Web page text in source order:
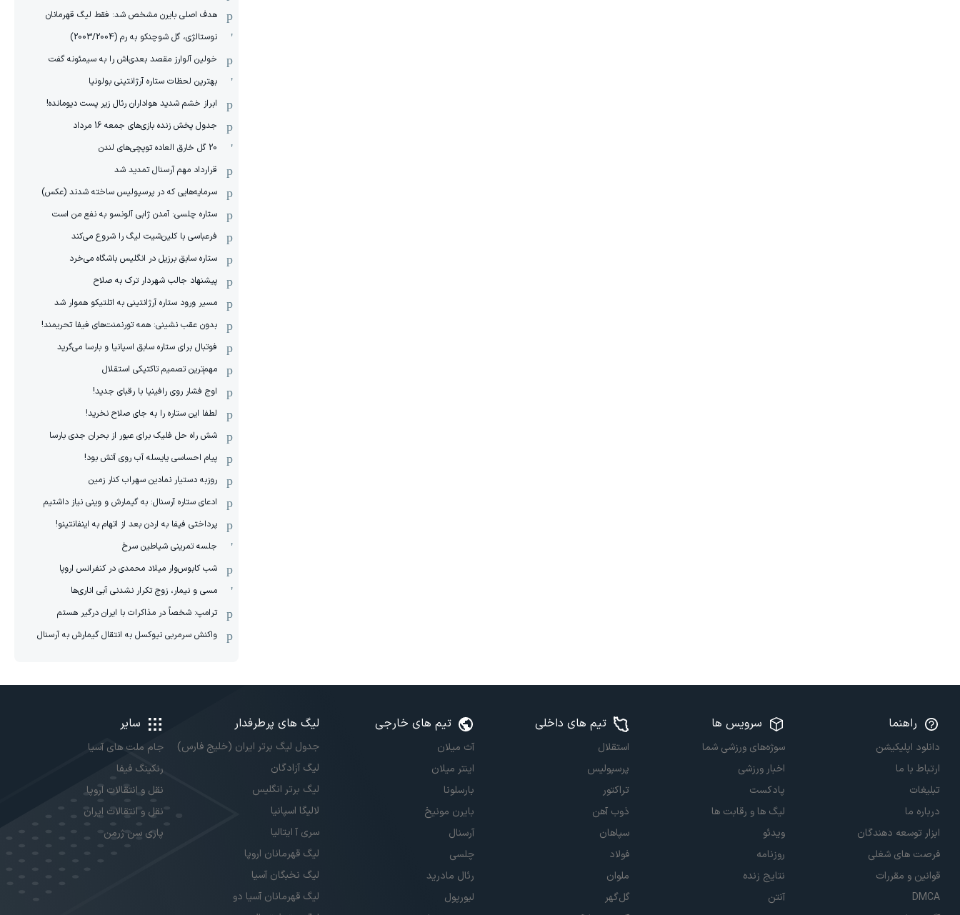
هدف اصلی بایرن مشخص شد: فقط لیگ قهرمانان
نوستالژی، گل شوچنکو به رم (2003/2004)
خولین آلوارز مقصد بعدی‌اش را به سیمئونه گفت
بهترین لحظات ستاره آرژانتینی بولونیا
ابراز خشم شدید هواداران رئال زیر پست دیومانده!
جدول پخش زنده بازی‌های جمعه 16 مرداد
20 گل خارق العاده توپچی‌های لندن
قرارداد مهم آرسنال تمدید شد
سرمایه‌هایی که در پرسپولیس ساخته شدند (عکس)
ستاره چلسی: آمدن ژابی آلونسو به نفع من است
فرعباسی با کلین‌شیت لیگ را شروع می‌کند
ستاره سابق برزیل در انگلیس باشگاه می‌خرد
پیشنهاد جالب شهردار ترک به صلاح
مسیر ورود ستاره آرژانتینی به اتلتیکو هموار شد
بدون عقب نشینی: همه تورنمنت‌های فیفا تحریمند!
فوتبال برای ستاره سابق اسپانیا و بارسا می‌گرید
مهم‌ترین تصمیم تاکتیکی استقلال
اوج فشار روی رافینیا با رقبای جدید!
لطفا این ستاره را به جای صلاح نخرید!
شش راه حل فلیک برای عبور از بحران جدی بارسا
پیام احساسی یایسله آب روی آتش بود!
روزبه دستیار نمادین سهراب کنار زمین
ادعای ستاره آرسنال: به گیمارش و وینی نیاز داشتیم
پرداختی فیفا به اردن بعد از اتهام به اینفانتینو!
جلسه تمرینی شیاطین سرخ
شب کابوس‌وار میلاد محمدی در کنفرانس اروپا
مسی و نیمار، زوج تکرار نشدنی آبی اناری‌ها
ترامپ: شخصاً در مذاکرات با ایران درگیر هستم
واکنش سرمربی نیوکسل به انتقال گیمارش به آرسنال
راهنما
دانلود اپلیکیشن
ارتباط با ما
تبلیغات
درباره ما
ابزار توسعه دهندگان
فرصت های شغلی
قوانین و مقررات
DMCA
سرویس ها
سوژه‌های ورزشی شما
اخبار ورزشی
پادکست
لیگ ها و رقابت ها
ویدئو
روزنامه
نتایج زنده
آنتن
تیم های داخلی
استقلال
پرسپولیس
تراکتور
ذوب آهن
سپاهان
فولاد
ملوان
گل‌گهر
تیم های خارجی
آث میلان
اینتر میلان
بارسلونا
بایرن مونیخ
آرسنال
چلسی
رئال مادرید
لیورپول
لیگ های پرطرفدار
جدول لیگ برتر ایران (خلیج فارس)
لیگ آزادگان
لیگ برتر انگلیس
لالیگا اسپانیا
سری آ ایتالیا
لیگ قهرمانان اروپا
لیگ نخبگان آسیا
لیگ قهرمانان آسیا دو
سایر
جام ملت های آسیا
رنکینگ فیفا
نقل و انتقالات اروپا
نقل و انتقالات ایران
پاری سن ژرمن